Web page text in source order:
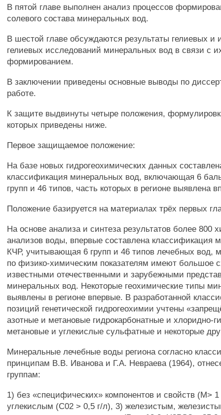
В пятой главе выполнен анализ процессов
солевого состава минеральных вод.
В шестой главе обсуждаются результаты гелиевых и
гелиевых исследований минеральных вод в связи с
формированием.
В заключении приведены основные выводы по
работе.
К защите выдвинуты четыре положения,
которых приведены ниже.
Первое защищаемое положение:
На базе новых гидрогеохимических данных
классификация минеральных вод, включающая 6
групп и 46 типов, часть которых в регионе выявлена
Положение базируется на материалах трёх первых
На основе анализа и синтеза результатов более 800
анализов воды, впервые составлена классификация
КЧР, учитывающая 6 групп и 46 типов лечебных вод,
по физико-химическим показателям имеют большое
известными отечественными и зарубежными
минеральных вод. Некоторые геохимические типы
выявлены в регионе впервые. В разработанной
позиций генетической гидрогеохимии учтены
азотные и метановые гидрокарбонатные и хлоридно-
метановые и углекислые сульфатные и некоторые
Минеральные лечебные воды региона согласно
принципам В.В. Иванова и Г.А. Невраева (1964),
группам:
1) без «специфических» компонентов и свойств (М> 1
углекислым (С02 > 0,5 г/л), 3) железистым,